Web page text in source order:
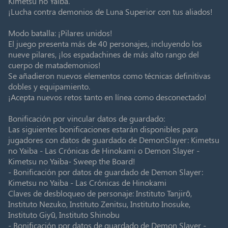
¡Lucha contra demonios de Luna Superior con tus aliados!
Modo batalla: ¡Pilares unidos!
El juego presenta más de 40 personajes, incluyendo los
nueve pilares, ¡los espadachines de más alto rango del
cuerpo de matademonios!
Se añadieron nuevos elementos como técnicas definitivas
dobles y equipamiento.
¡Acepta nuevos retos tanto en línea como desconectado!
Bonificación por vincular datos de guardado:
Las siguientes bonificaciones estarán disponibles para
jugadores con datos de guardado de DemonSlayer: Kimetsu
no Yaiba - Las Crónicas de Hinokami o Demon Slayer -
Kimetsu no Yaiba- Sweep the Board!
- Bonificación por datos de guardado de Demon Slayer:
Kimetsu no Yaiba - Las Crónicas de Hinokami
Claves de desbloqueo de personaje: Instituto Tanjirō,
Instituto Nezuko, Instituto Zenitsu, Instituto Inosuke,
Instituto Giyū, Instituto Shinobu
- Bonificación por datos de guardado de Demon Slayer -